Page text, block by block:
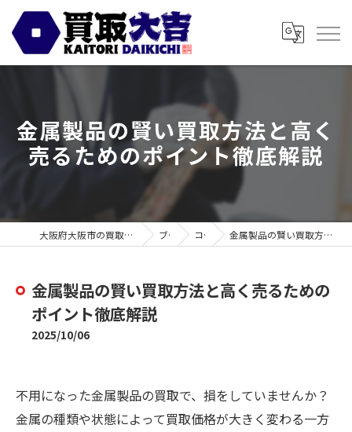
金属製品の賢い買取方法と高く
売るためのポイント徹底解説
大阪府大阪市の買取なら買取大吉 スギ薬局都島毛馬店 ブログ コラム 金属製品の賢い買取方法と高く売るためのポイント徹底解説
金属製品の賢い買取方法と高く売るための
ポイント徹底解説
2025/10/06
不用になった金属製品の買取で、損をしていませんか？
金属の種類や状態によって買取価格が大きく変わる一方